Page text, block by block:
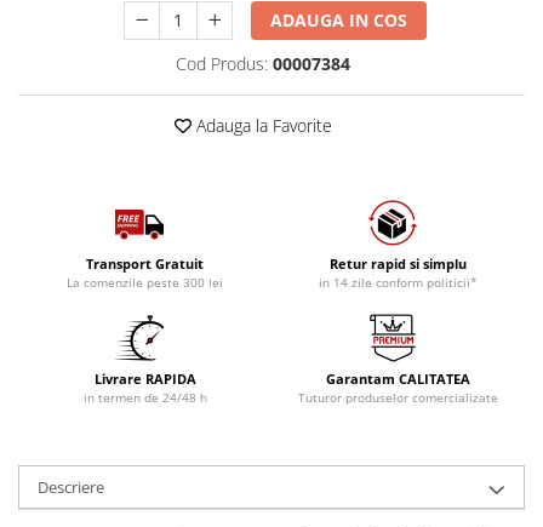
ADAUGA IN COS
Cod Produs: 00007384
Adauga la Favorite
Transport Gratuit
La comenzile peste 300 lei
Retur rapid si simplu
in 14 zile conform politicii*
Livrare RAPIDA
in termen de 24/48 h
Garantam CALITATEA
Tuturor produselor comercializate
Descriere